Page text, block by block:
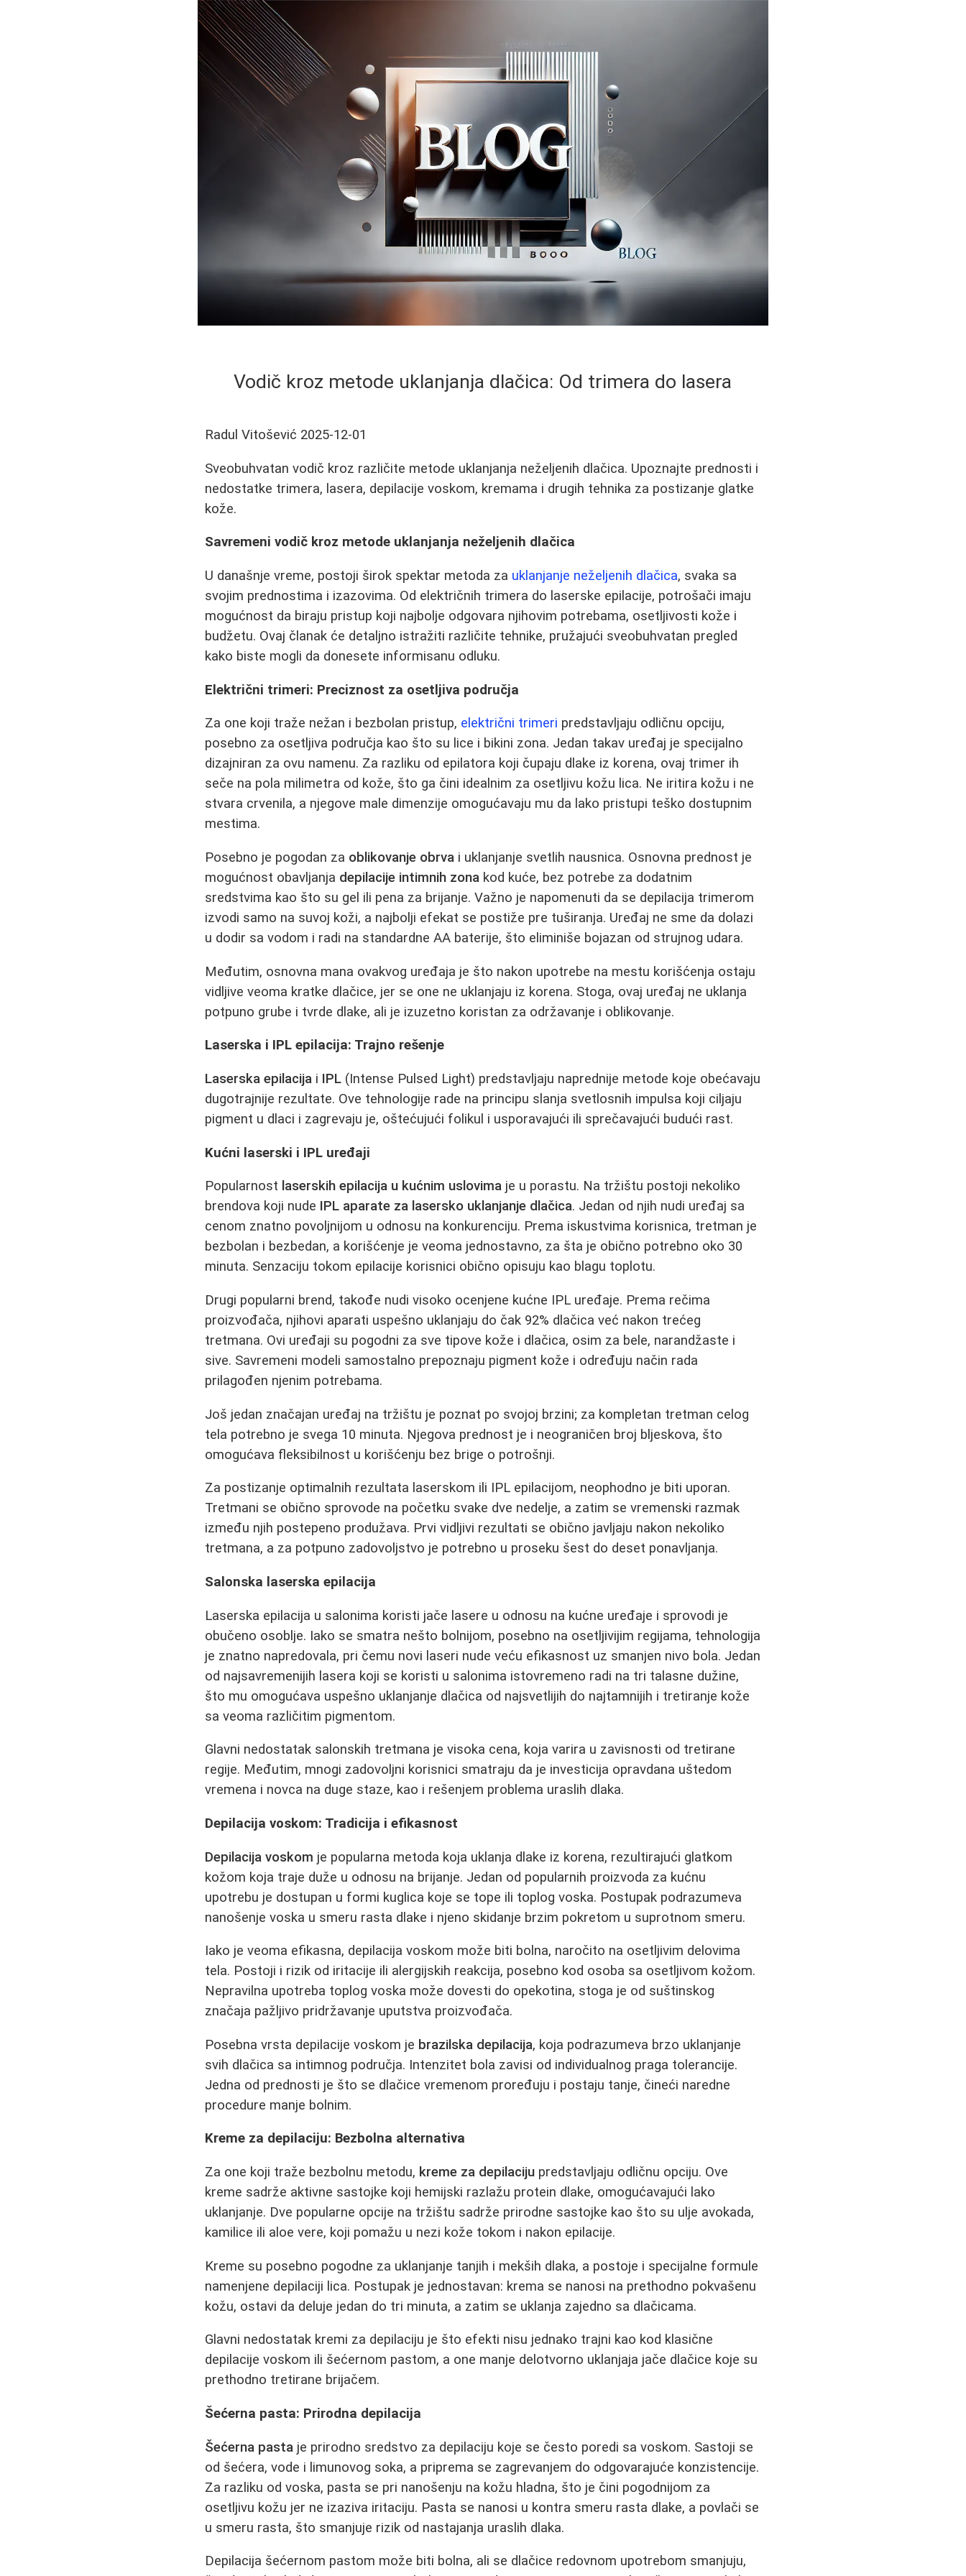
Vodič kroz metode uklanjanja dlačica: Od trimera do lasera
Radul Vitošević 2025-12-01
Sveobuhvatan vodič kroz različite metode uklanjanja neželjenih dlačica. Upoznajte prednosti i
nedostatke trimera, lasera, depilacije voskom, kremama i drugih tehnika za postizanje glatke
kože.
Savremeni vodič kroz metode uklanjanja neželjenih dlačica
U današnje vreme, postoji širok spektar metoda za uklanjanje neželjenih dlačica, svaka sa
svojim prednostima i izazovima. Od električnih trimera do laserske epilacije, potrošači imaju
mogućnost da biraju pristup koji najbolje odgovara njihovim potrebama, osetljivosti kože i
budžetu. Ovaj članak će detaljno istražiti različite tehnike, pružajući sveobuhvatan pregled
kako biste mogli da donesete informisanu odluku.
Električni trimeri: Preciznost za osetljiva područja
Za one koji traže nežan i bezbolan pristup, električni trimeri predstavljaju odličnu opciju,
posebno za osetljiva područja kao što su lice i bikini zona. Jedan takav uređaj je specijalno
dizajniran za ovu namenu. Za razliku od epilatora koji čupaju dlake iz korena, ovaj trimer ih
seče na pola milimetra od kože, što ga čini idealnim za osetljivu kožu lica. Ne iritira kožu i ne
stvara crvenila, a njegove male dimenzije omogućavaju mu da lako pristupi teško dostupnim
mestima.
Posebno je pogodan za oblikovanje obrva i uklanjanje svetlih nausnica. Osnovna prednost je
mogućnost obavljanja depilacije intimnih zona kod kuće, bez potrebe za dodatnim
sredstvima kao što su gel ili pena za brijanje. Važno je napomenuti da se depilacija trimerom
izvodi samo na suvoj koži, a najbolji efekat se postiže pre tuširanja. Uređaj ne sme da dolazi
u dodir sa vodom i radi na standardne AA baterije, što eliminiše bojazan od strujnog udara.
Međutim, osnovna mana ovakvog uređaja je što nakon upotrebe na mestu korišćenja ostaju
vidljive veoma kratke dlačice, jer se one ne uklanjaju iz korena. Stoga, ovaj uređaj ne uklanja
potpuno grube i tvrde dlake, ali je izuzetno koristan za održavanje i oblikovanje.
Laserska i IPL epilacija: Trajno rešenje
Laserska epilacija i IPL (Intense Pulsed Light) predstavljaju naprednije metode koje obećavaju
dugotrajnije rezultate. Ove tehnologije rade na principu slanja svetlosnih impulsa koji ciljaju
pigment u dlaci i zagrevaju je, oštećujući folikul i usporavajući ili sprečavajući budući rast.
Kućni laserski i IPL uređaji
Popularnost laserskih epilacija u kućnim uslovima je u porastu. Na tržištu postoji nekoliko
brendova koji nude IPL aparate za lasersko uklanjanje dlačica. Jedan od njih nudi uređaj sa
cenom znatno povoljnijom u odnosu na konkurenciju. Prema iskustvima korisnica, tretman je
bezbolan i bezbedan, a korišćenje je veoma jednostavno, za šta je obično potrebno oko 30
minuta. Senzaciju tokom epilacije korisnici obično opisuju kao blagu toplotu.
Drugi popularni brend, takođe nudi visoko ocenjene kućne IPL uređaje. Prema rečima
proizvođača, njihovi aparati uspešno uklanjaju do čak 92% dlačica već nakon trećeg
tretmana. Ovi uređaji su pogodni za sve tipove kože i dlačica, osim za bele, narandžaste i
sive. Savremeni modeli samostalno prepoznaju pigment kože i određuju način rada
prilagođen njenim potrebama.
Još jedan značajan uređaj na tržištu je poznat po svojoj brzini; za kompletan tretman celog
tela potrebno je svega 10 minuta. Njegova prednost je i neograničen broj bljeskova, što
omogućava fleksibilnost u korišćenju bez brige o potrošnji.
Za postizanje optimalnih rezultata laserskom ili IPL epilacijom, neophodno je biti uporan.
Tretmani se obično sprovode na početku svake dve nedelje, a zatim se vremenski razmak
između njih postepeno produžava. Prvi vidljivi rezultati se obično javljaju nakon nekoliko
tretmana, a za potpuno zadovoljstvo je potrebno u proseku šest do deset ponavljanja.
Salonska laserska epilacija
Laserska epilacija u salonima koristi jače lasere u odnosu na kućne uređaje i sprovodi je
obučeno osoblje. Iako se smatra nešto bolnijom, posebno na osetljivijim regijama, tehnologija
je znatno napredovala, pri čemu novi laseri nude veću efikasnost uz smanjen nivo bola. Jedan
od najsavremenijih lasera koji se koristi u salonima istovremeno radi na tri talasne dužine,
što mu omogućava uspešno uklanjanje dlačica od najsvetlijih do najtamnijih i tretiranje kože
sa veoma različitim pigmentom.
Glavni nedostatak salonskih tretmana je visoka cena, koja varira u zavisnosti od tretirane
regije. Međutim, mnogi zadovoljni korisnici smatraju da je investicija opravdana uštedom
vremena i novca na duge staze, kao i rešenjem problema uraslih dlaka.
Depilacija voskom: Tradicija i efikasnost
Depilacija voskom je popularna metoda koja uklanja dlake iz korena, rezultirajući glatkom
kožom koja traje duže u odnosu na brijanje. Jedan od popularnih proizvoda za kućnu
upotrebu je dostupan u formi kuglica koje se tope ili toplog voska. Postupak podrazumeva
nanošenje voska u smeru rasta dlake i njeno skidanje brzim pokretom u suprotnom smeru.
Iako je veoma efikasna, depilacija voskom može biti bolna, naročito na osetljivim delovima
tela. Postoji i rizik od iritacije ili alergijskih reakcija, posebno kod osoba sa osetljivom kožom.
Nepravilna upotreba toplog voska može dovesti do opekotina, stoga je od suštinskog
značaja pažljivo pridržavanje uputstva proizvođača.
Posebna vrsta depilacije voskom je brazilska depilacija, koja podrazumeva brzo uklanjanje
svih dlačica sa intimnog područja. Intenzitet bola zavisi od individualnog praga tolerancije.
Jedna od prednosti je što se dlačice vremenom proređuju i postaju tanje, čineći naredne
procedure manje bolnim.
Kreme za depilaciju: Bezbolna alternativa
Za one koji traže bezbolnu metodu, kreme za depilaciju predstavljaju odličnu opciju. Ove
kreme sadrže aktivne sastojke koji hemijski razlažu protein dlake, omogućavajući lako
uklanjanje. Dve popularne opcije na tržištu sadrže prirodne sastojke kao što su ulje avokada,
kamilice ili aloe vere, koji pomažu u nezi kože tokom i nakon epilacije.
Kreme su posebno pogodne za uklanjanje tanjih i mekših dlaka, a postoje i specijalne formule
namenjene depilaciji lica. Postupak je jednostavan: krema se nanosi na prethodno pokvašenu
kožu, ostavi da deluje jedan do tri minuta, a zatim se uklanja zajedno sa dlačicama.
Glavni nedostatak kremi za depilaciju je što efekti nisu jednako trajni kao kod klasične
depilacije voskom ili šećernom pastom, a one manje delotvorno uklanjaja jače dlačice koje su
prethodno tretirane brijačem.
Šećerna pasta: Prirodna depilacija
Šećerna pasta je prirodno sredstvo za depilaciju koje se često poredi sa voskom. Sastoji se
od šećera, vode i limunovog soka, a priprema se zagrevanjem do odgovarajuće konzistencije.
Za razliku od voska, pasta se pri nanošenju na kožu hladna, što je čini pogodnijom za
osetljivu kožu jer ne izaziva iritaciju. Pasta se nanosi u kontra smeru rasta dlake, a povlači se
u smeru rasta, što smanjuje rizik od nastajanja uraslih dlaka.
Depilacija šećernom pastom može biti bolna, ali se dlačice redovnom upotrebom smanjuju,